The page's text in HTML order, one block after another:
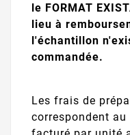
le FORMAT
lieu à
l'échantillon
commandée.
Les frais de
correspondent